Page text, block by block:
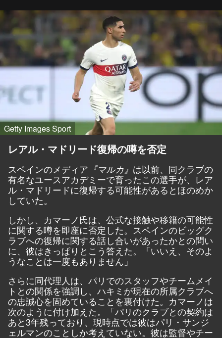
Getty Images Sport
レアル・マドリード復帰の噂を否定
スペインのメディア 『マルカ』 は以前、同クラブの
有名なユースアカデミーで育ったこの選手が、レア
ル・マドリードに復帰する可能性があるとほのめか
していた。
しかし、カマーノ氏は、公式な接触や移籍の可能性
に関する噂を即座に否定した。スペインのビッグク
ラブへの復帰に関する話し合いがあったかとの問い
に、彼はきっぱりとこう答えた。「いいえ、そのよ
うなことは一度もありません」
さらに同代理人は、パリでのスタッフやチームメイ
トとの関係を強調し、ハキミが現在の所属クラブへ
の忠誠心を固めていることを裏付けた。カマーノは
次のように付け加えた。「パリのクラブとの契約は
あと3年残っており、現時点では彼はパリ・サンジ
ェルマンのことしか考えていない。彼は監督やチー